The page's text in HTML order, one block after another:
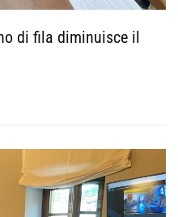
di fila diminuisce il